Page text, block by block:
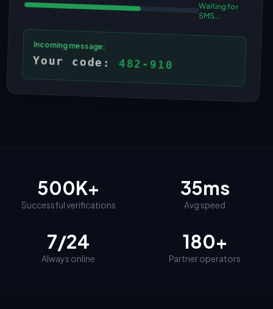
Waiting for
SMS...
Incoming message:
Your code:482-910
500K+
Successful verifications
35ms
Avg speed
7/24
Always online
180+
Partner operators